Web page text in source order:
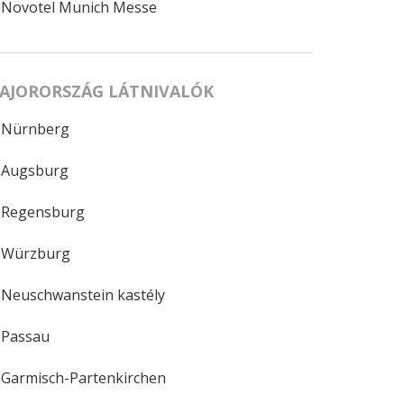
Novotel Munich Messe
LÁTNIVALÓK
Nürnberg
Augsburg
Regensburg
Würzburg
Neuschwanstein kastély
Passau
Garmisch-Partenkirchen